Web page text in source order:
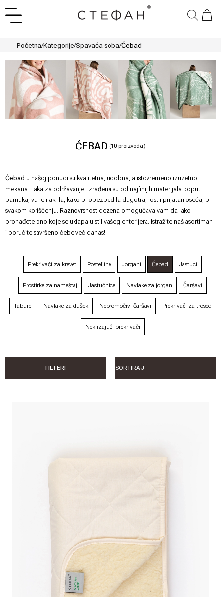
Početna/Kategorije/Spavaća soba/Ćebad
ĆEBAD (10 proizvoda)
Ćebad u našoj ponudi su kvalitetna, udobna, a istovremeno izuzetno
mekana i laka za održavanje. Izrađena su od najfinijih materijala poput
pamuka, vune i akrila, kako bi obezbedila dugotrajnost i prijatan osećaj pri
svakom korišćenju. Raznovrsnost dezena omogućava vam da lako
pronađete ono koje se uklapa u stil vašeg enterijera. Istražite naš asortiman
i poručite savršeno ćebe već danas!
Prekrivači za krevet Posteljine Jorgani Ćebad Jastuci
Prostirke za nameštaj Jastučnice Navlake za jorgan Čaršavi
Taburei Navlake za dušek Nepromočivi čaršavi Prekrivači za trosed
Neklizajući prekrivači
FILTERI